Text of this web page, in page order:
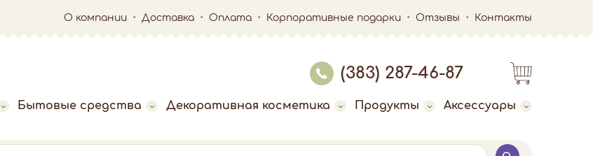
О компании Доставка Оплата Корпоративные подарки Отзывы Контакты
(383) 287-46-87
Бытовые средства Декоративная косметика Продукты Аксессуары